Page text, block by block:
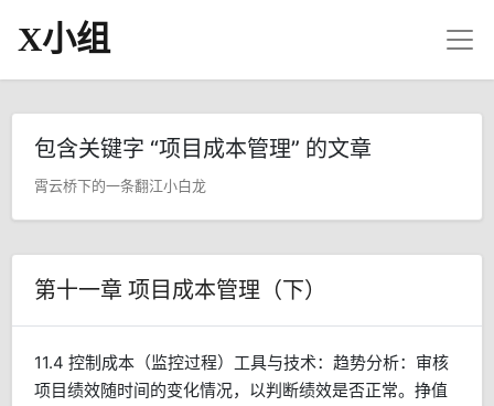
X小组
包含关键字 “项目成本管理” 的文章
霄云桥下的一条翻江小白龙
第十一章 项目成本管理（下）
11.4 控制成本（监控过程）工具与技术：趋势分析：审核
项目绩效随时间的变化情况，以判断绩效是否正常。挣值